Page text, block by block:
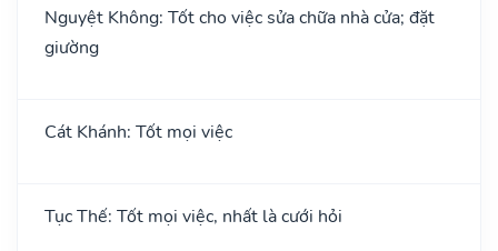
Nguyệt Không: Tốt cho việc sửa chữa nhà cửa; đặt
giường
Cát Khánh: Tốt mọi việc
Tục Thế: Tốt mọi việc, nhất là cưới hỏi